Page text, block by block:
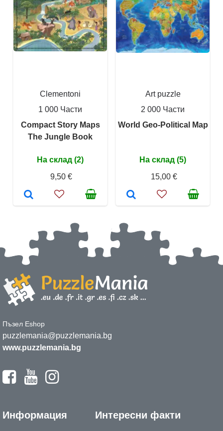
Clementoni
1 000 Части
Compact Story Maps
The Jungle Book
На склад (2)
9,50 €
Art puzzle
2 000 Части
World Geo-Political Map
На склад (5)
15,00 €
Пъзел Eshop
puzzlemania@puzzlemania.bg
www.puzzlemania.bg
Информация Интересни факти